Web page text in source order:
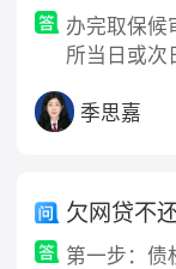
办完取保候
所当日或次
小时。 时间节点拆解 决定作出：办案机关（公
季思嘉
欠网贷不
第一步：债权